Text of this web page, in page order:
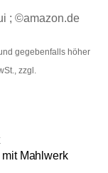
; ©amazon.de
gegebenfalls höher
zzgl.
Mahlwerk